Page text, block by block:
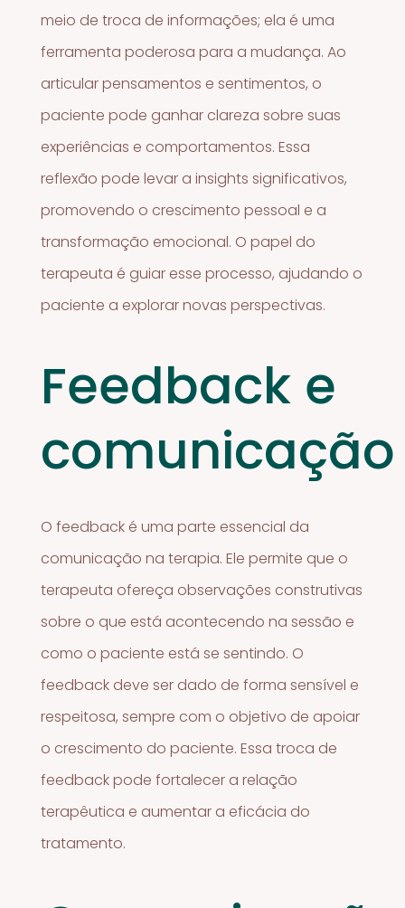
meio de troca de informações; ela é uma
ferramenta poderosa para a mudança. Ao
articular pensamentos e sentimentos, o
paciente pode ganhar clareza sobre suas
experiências e comportamentos. Essa
reflexão pode levar a insights significativos,
promovendo o crescimento pessoal e a
transformação emocional. O papel do
terapeuta é guiar esse processo, ajudando o
paciente a explorar novas perspectivas.
Feedback e
comunicação
O feedback é uma parte essencial da
comunicação na terapia. Ele permite que o
terapeuta ofereça observações construtivas
sobre o que está acontecendo na sessão e
como o paciente está se sentindo. O
feedback deve ser dado de forma sensível e
respeitosa, sempre com o objetivo de apoiar
o crescimento do paciente. Essa troca de
feedback pode fortalecer a relação
terapêutica e aumentar a eficácia do
tratamento.